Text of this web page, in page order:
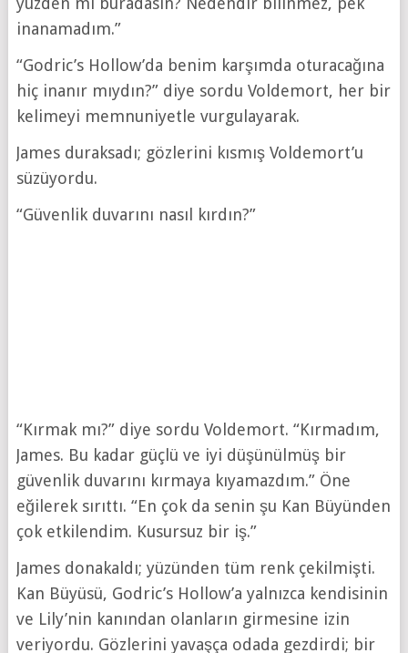
inanamadım.”
“Godric’s Hollow’da benim karşımda oturacağına
hiç inanır mıydın?” diye sordu Voldemort, her bir
kelimeyi memnuniyetle vurgulayarak.
James duraksadı; gözlerini kısmış Voldemort’u
süzüyordu.
“Güvenlik duvarını nasıl kırdın?”
“Kırmak mı?” diye sordu Voldemort. “Kırmadım,
James. Bu kadar güçlü ve iyi düşünülmüş bir
güvenlik duvarını kırmaya kıyamazdım.” Öne
eğilerek sırıttı. “En çok da senin şu Kan Büyünden
çok etkilendim. Kusursuz bir iş.”
James donakaldı; yüzünden tüm renk çekilmişti.
Kan Büyüsü, Godric’s Hollow’a yalnızca kendisinin
ve Lily’nin kanından olanların girmesine izin
veriyordu. Gözlerini yavaşça odada gezdirdi; bir